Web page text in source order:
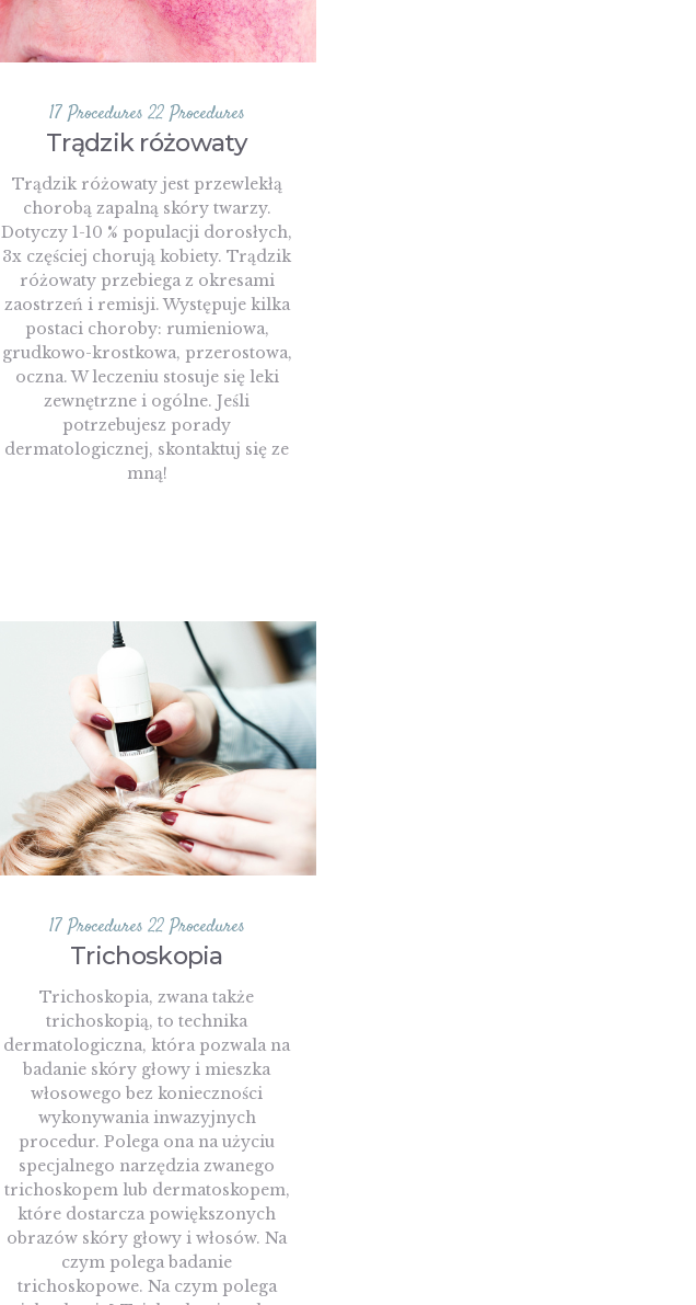
17 Procedures 22 Procedures
Trądzik różowaty
Trądzik różowaty jest przewlekłą
chorobą zapalną skóry twarzy.
Dotyczy 1-10 % populacji dorosłych,
3x częściej chorują kobiety. Trądzik
różowaty przebiega z okresami
zaostrzeń i remisji. Występuje kilka
postaci choroby: rumieniowa,
grudkowo-krostkowa, przerostowa,
oczna. W leczeniu stosuje się leki
zewnętrzne i ogólne. Jeśli
potrzebujesz porady
dermatologicznej, skontaktuj się ze
mną!
17 Procedures 22 Procedures
Trichoskopia
Trichoskopia, zwana także
trichoskopią, to technika
dermatologiczna, która pozwala na
badanie skóry głowy i mieszka
włosowego bez konieczności
wykonywania inwazyjnych
procedur. Polega ona na użyciu
specjalnego narzędzia zwanego
trichoskopem lub dermatoskopem,
które dostarcza powiększonych
obrazów skóry głowy i włosów. Na
czym polega badanie
trichoskopowe. Na czym polega